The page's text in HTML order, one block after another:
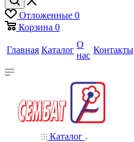
Отложенные 0
Корзина 0
Главная Каталог
О
нас
Контакты
Каталог